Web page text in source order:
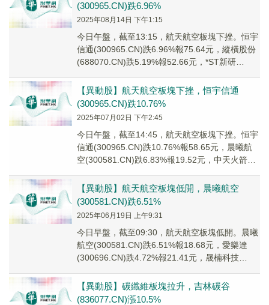
(300965.CN)跌6.96%
2025年08月14日 下午1:15
今日午盤，截至13:15，航天航空板塊下挫。恒宇
信通(300965.CN)跌6.96%報75.64元，縱橫股份
(688070.CN)跌5.19%報52.66元，*ST新研
【異動股】航天航空板塊下挫，恒宇信通
(300965.CN)跌10.76%
2025年07月02日 下午2:45
今日午盤，截至14:45，航天航空板塊下挫。恒宇
信通(300965.CN)跌10.76%報58.65元，晨曦航
空(300581.CN)跌6.83%報19.52元，中天火箭
【異動股】航天航空板塊低開，晨曦航空
(300581.CN)跌6.51%
2025年06月19日 上午9:31
今日早盤，截至09:30，航天航空板塊低開。晨曦
航空(300581.CN)跌6.51%報18.68元，愛樂達
(300696.CN)跌4.72%報21.41元，晟楠科技
【異動股】碳纖維板塊拉升，吉林碳谷
(836077.CN)漲10.5%